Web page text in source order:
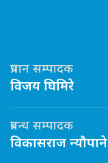
प्रधान सम्पादक
विजय घिमिरे
प्रबन्ध सम्पादक
विकासराज न्यौपाने